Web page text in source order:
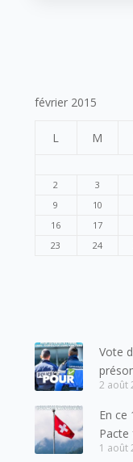
février 2015
L M
2
3
9
10
16
17
23
24
Vote
forces
2 août
En ce
Pacte
mes
1 août